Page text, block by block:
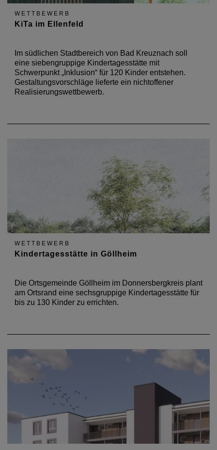
WETTBEWERB
KiTa im Ellenfeld
Im südlichen Stadtbereich von Bad Kreuznach soll
eine siebengruppige Kindertagesstätte mit
Schwerpunkt „Inklusion“ für 120 Kinder entstehen.
Gestaltungsvorschläge lieferte ein nichtoffener
Realisierungswettbewerb.
WETTBEWERB
Kindertagesstätte in Göllheim
Die Ortsgemeinde Göllheim im Donnersbergkreis plant
am Ortsrand eine sechsgruppige Kindertagesstätte für
bis zu 130 Kinder zu errichten.